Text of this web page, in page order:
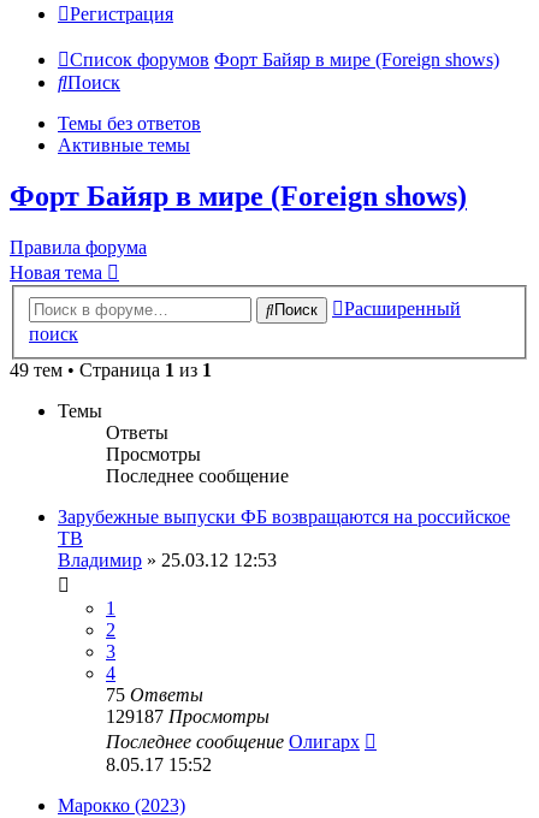
Регистрация
Список форумов Форт Байяр в мире (Foreign shows)
Поиск
Темы без ответов
Активные темы
Форт Байяр в мире (Foreign shows)
Правила форума
Новая тема
Поиск
Расширенный
поиск
49 тем • Страница 1 из 1
Темы
Ответы
Просмотры
Последнее сообщение
Зарубежные выпуски ФБ возвращаются на российское
ТВ
Владимир » 25.03.12 12:53
1
2
3
4
75 Ответы
129187 Просмотры
Последнее сообщение Олигарх
8.05.17 15:52
Марокко (2023)